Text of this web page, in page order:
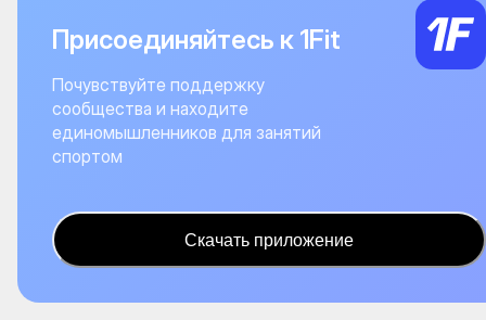
Присоединяйтесь к 1Fit
Почувствуйте поддержку
сообщества и находите
единомышленников для занятий
спортом
Скачать приложение